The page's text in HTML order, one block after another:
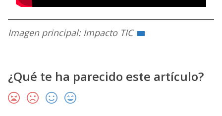
Imagen principal: Impacto TIC
¿Qué te ha parecido este artículo?